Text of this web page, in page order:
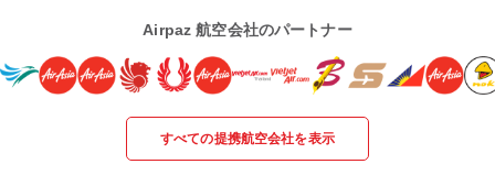
Airpaz 航空会社のパートナー
すべての提携航空会社を表示